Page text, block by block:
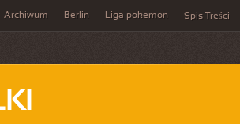
Archiwum Berlin Liga pokemon Spis Treści